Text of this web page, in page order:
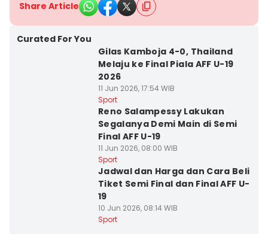
Share Article
Curated For You
Gilas Kamboja 4-0, Thailand
Melaju ke Final Piala AFF U-19
2026
11 Jun 2026, 17:54 WIB
Sport
Reno Salampessy Lakukan
Segalanya Demi Main di Semi
Final AFF U-19
11 Jun 2026, 08:00 WIB
Sport
Jadwal dan Harga dan Cara Beli
Tiket Semi Final dan Final AFF U-
19
10 Jun 2026, 08:14 WIB
Sport